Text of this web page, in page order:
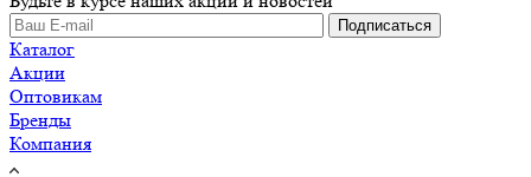
Подписаться
Каталог
Акции
Оптовикам
Бренды
Компания